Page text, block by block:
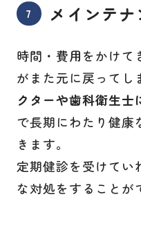
メインテ
時間・費用をかけて
がまた元に戻ってし
クターや歯科衛生
で長期にわたり健康
きます。
定期健診を受けてい
な対処をすることが